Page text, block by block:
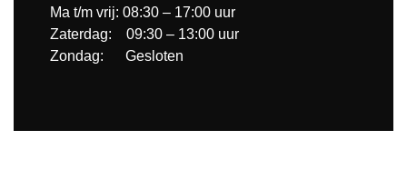
Ma t/m vrij: 08:30 – 17:00 uur
Zaterdag: 09:30 – 13:00 uur
Zondag: Gesloten